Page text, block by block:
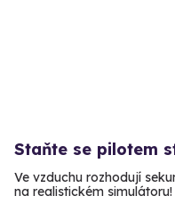
Staňte se pilotem
Ve vzduchu rozhodují
na realistickém simulátoru!